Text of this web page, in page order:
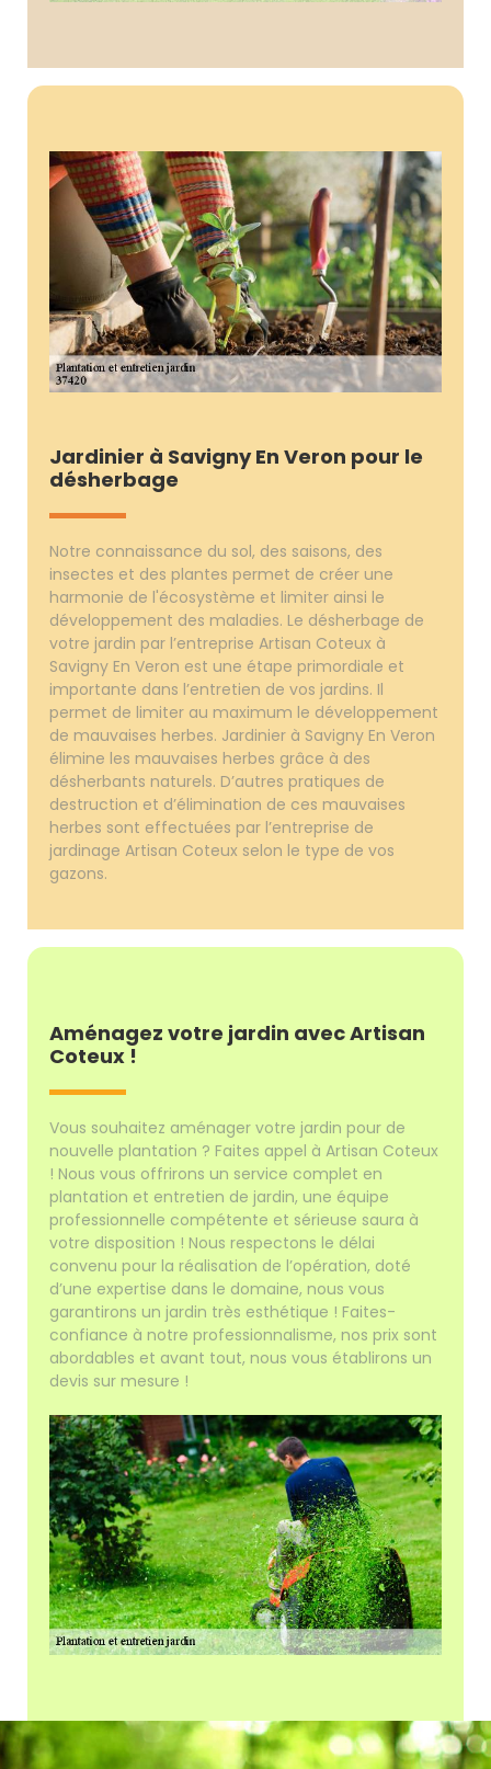
Jardinier à Savigny En Veron pour le
désherbage
Notre connaissance du sol, des saisons, des
insectes et des plantes permet de créer une
harmonie de l'écosystème et limiter ainsi le
développement des maladies. Le désherbage de
votre jardin par l’entreprise Artisan Coteux à
Savigny En Veron est une étape primordiale et
importante dans l’entretien de vos jardins. Il
permet de limiter au maximum le développement
de mauvaises herbes. Jardinier à Savigny En Veron
élimine les mauvaises herbes grâce à des
désherbants naturels. D’autres pratiques de
destruction et d’élimination de ces mauvaises
herbes sont effectuées par l’entreprise de
jardinage Artisan Coteux selon le type de vos
gazons.
Aménagez votre jardin avec Artisan
Coteux !
Vous souhaitez aménager votre jardin pour de
nouvelle plantation ? Faites appel à Artisan Coteux
! Nous vous offrirons un service complet en
plantation et entretien de jardin, une équipe
professionnelle compétente et sérieuse saura à
votre disposition ! Nous respectons le délai
convenu pour la réalisation de l’opération, doté
d’une expertise dans le domaine, nous vous
garantirons un jardin très esthétique ! Faites-
confiance à notre professionnalisme, nos prix sont
abordables et avant tout, nous vous établirons un
devis sur mesure !